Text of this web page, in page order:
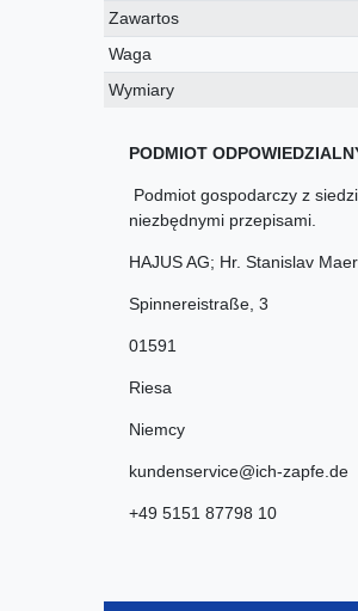
Zawartos
Waga
Wymiary
PODMIOT
Podmiot gospodarczy z
niezbędnymi przepisami.
HAJUS AG; Hr. Stanislav Maer
Spinnereistraße 3
01591
Riesa
Niemcy
kundenservice@ich-zapfe.de
+49 5151 87798 10